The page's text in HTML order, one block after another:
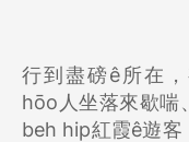
行到盡磅ê所在
hōo人坐落來歇喘
beh hip紅霞ê遊客